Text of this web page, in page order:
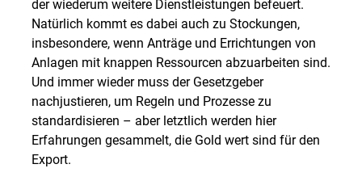
der wiederum weitere Dienstleistungen befeuert.
Natürlich kommt es dabei auch zu Stockungen,
insbesondere, wenn Anträge und Errichtungen von
Anlagen mit knappen Ressourcen abzuarbeiten sind.
Und immer wieder muss der Gesetzgeber
nachjustieren, um Regeln und Prozesse zu
standardisieren – aber letztlich werden hier
Erfahrungen gesammelt, die Gold wert sind für den
Export.